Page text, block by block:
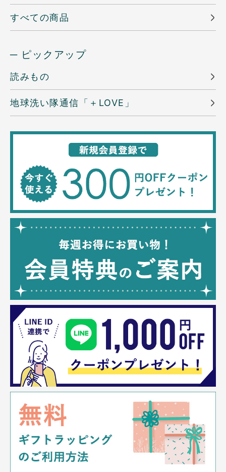
すべての商品
─ ピックアップ
読みもの
地球洗い隊通信「＋LOVE」